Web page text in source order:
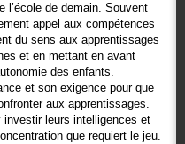
l’école de demain. Souvent
appel aux compétences
du sens aux apprentissages
et en mettant en avant
des enfants.
et son exigence pour que
aux apprentissages.
leurs intelligences et
que requiert le jeu.